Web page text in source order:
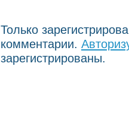
Только
комментарии.
зарегистрированы.